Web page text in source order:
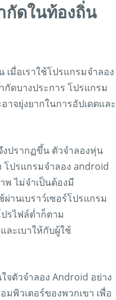
กัดในท้องถิ่น
เมื่อเราใช้โปรแกรมจำลอง
ดบางประการ โปรแกรม
จยุ่งยากในการอัปเดตและ
งปรากฏขึ้น ตัวจำลองหุ่น
ปรแกรมจำลอง android
ไม่จำเป็นต้องมี
านเบราว์เซอร์โปรแกรม
รไฟล์ต่ำก็ตาม
ละเบาให้กับผู้ใช้
ตัวจำลอง Android อย่าง
พิวเตอร์ของพวกเขา เพื่อ